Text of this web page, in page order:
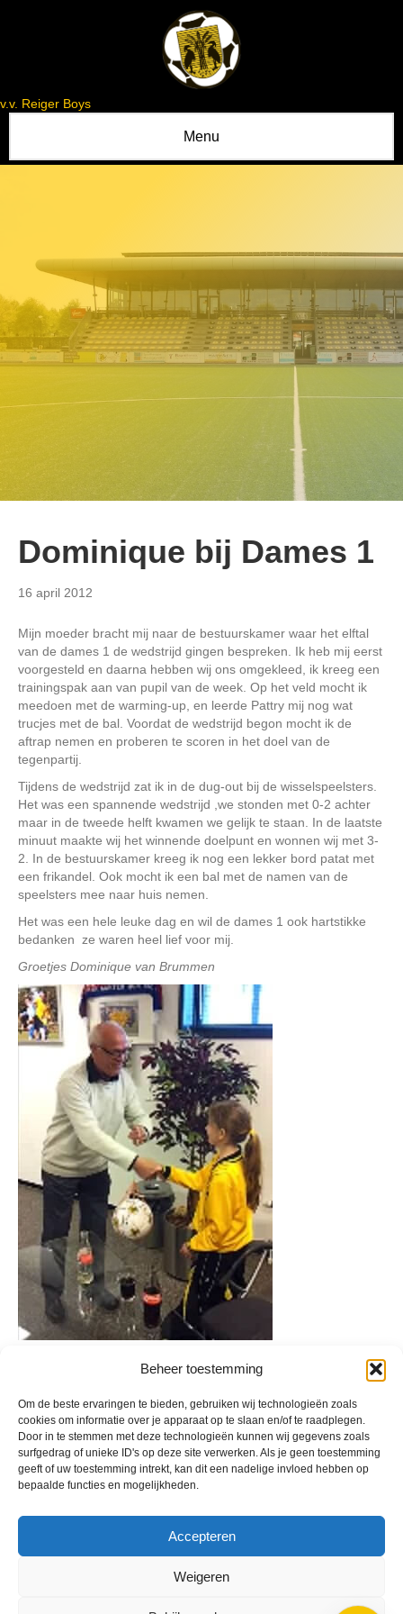
Beheer toestemming
Om de beste ervaringen te bieden, gebruiken wij technologieën zoals
cookies om informatie over je apparaat op te slaan en/of te raadplegen.
Door in te stemmen met deze technologieën kunnen wij gegevens zoals
surfgedrag of unieke ID's op deze site verwerken. Als je geen toestemming
geeft of uw toestemming intrekt, kan dit een nadelige invloed hebben op
bepaalde functies en mogelijkheden.
Accepteren
Weigeren
v.v. Reiger Boys
Menu
Dominique bij Dames 1
16 april 2012
Mijn moeder bracht mij naar de bestuurskamer waar het elftal
van de dames 1 de wedstrijd gingen bespreken. Ik heb mij eerst
voorgesteld en daarna hebben wij ons omgekleed, ik kreeg een
trainingspak aan van pupil van de week. Op het veld mocht ik
meedoen met de warming-up, en leerde Pattry mij nog wat
trucjes met de bal. Voordat de wedstrijd begon mocht ik de
aftrap nemen en proberen te scoren in het doel van de
tegenpartij.
Tijdens de wedstrijd zat ik in de dug-out bij de wisselspeelsters.
Het was een spannende wedstrijd ,we stonden met 0-2 achter
maar in de tweede helft kwamen we gelijk te staan. In de laatste
minuut maakte wij het winnende doelpunt en wonnen wij met 3-
2. In de bestuurskamer kreeg ik nog een lekker bord patat met
een frikandel. Ook mocht ik een bal met de namen van de
speelsters mee naar huis nemen.
Het was een hele leuke dag en wil de dames 1 ook hartstikke
bedanken ze waren heel lief voor mij.
Groetjes Dominique van Brummen
Berichten seizoen 2013-2014
De Wending, Lotte Beesedijk 1